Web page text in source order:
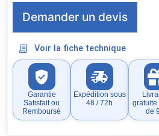
Demander un devis
Voir la fiche technique
Garantie
Satisfait ou
Remboursé
Expédition sous
48 / 72h
gratuite
de